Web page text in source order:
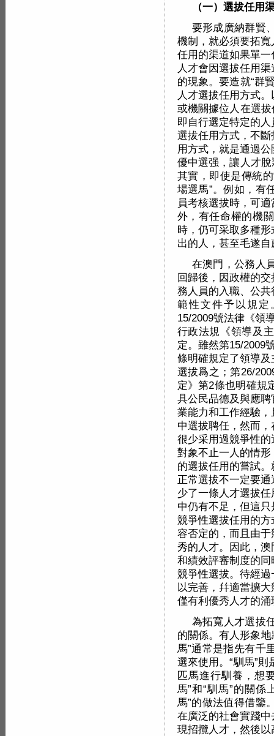
（一）選拔任用
要形成廣納群賢
機制，就必須要拓
任用的渠道如果單
人才會因選拔任用
的現象。要造就“群
人才選拔任用方式
或機關據位人在選
即自行選定特定的
選拔任用方式，不
用方式，就是通過
優中選强，讓人才
其實，即使是傳統
場選馬”。例如，有
員考核選拔時，可
外，有任命權的機
時，仍可采取多種
出的人，甚至毛遂
在澳門，公務人
回歸後，因政權的
務人員的入職、公
範性文件予以規
15/2009號法律《領
行政法規《領導及
定。雖然第15/2009
條明確規定了領導
選拔爲之；第26/
定》第2條也明確規
具公民品德及與應
業能力和工作經驗
中選拔聘任，然而
很少采用過競爭性
對象不止一人的情
的選拔任用的嘗試
正常選拔不一定要
少了一條人才選拔
中仍有不足，但這
競爭性選拔任用的
容否定的，而且由
秀的人才。因此，
和績效評審制度的
競爭性選拔。待經
以完善，幷適當擴
僅有利優秀人才的
為拓寬人才選拔
的關係。有人形象地
馬”通常是指先有千
選來使用。“馴馬”
匹馬進行馴養，想
馬”和“馴馬”的關
馬”的做法值得借鑒
在廣泛的社會實踐
現招攬人才，然後